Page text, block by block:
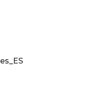
es_ES